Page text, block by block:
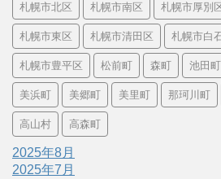
札幌市北区 札幌市南区 札幌市厚別
札幌市東区 札幌市清田区 札幌市白
札幌市豊平区 松前町 森町 池田町
美浜町 美郷町 美里町 那珂川町
高山村 高森町
2025年8月
2025年7月